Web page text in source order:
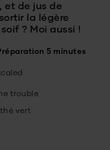
et de jus de
la légère
? Moi aussi !
5 minutes
trouble
vert